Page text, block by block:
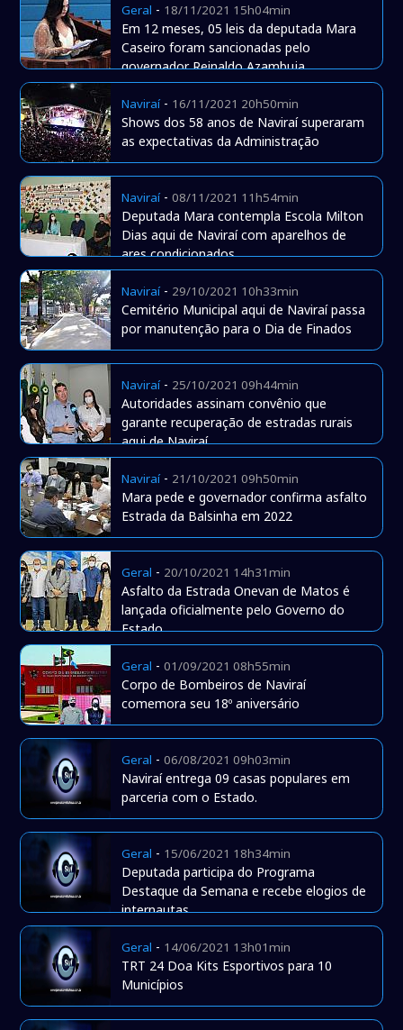
Geral - 18/11/2021 15h04min
Em 12 meses, 05 leis da deputada Mara
Caseiro foram sancionadas pelo
governador Reinaldo Azambuja
Naviraí- 16/11/2021 20h50min
Shows dos 58 anos de Naviraí superaram
as expectativas da Administração
Naviraí-08/11/2021 11h54min
Deputada Mara contempla Escola Milton
Dias aqui de Naviraí com aparelhos de
ares condicionados
Naviraí- 29/10/2021 10h33min
Cemitério Municipal aqui de Naviraí passa
por manutenção para o Dia de Finados
Naviraí- 25/10/2021 09h44min
Autoridades assinam convênio que
garante recuperação de estradas rurais
aqui de Naviraí
Naviraí- 21/10/2021 09h50min
Mara pede e governador confirma asfalto
Estrada da Balsinha em 2022
Geral - 20/10/2021 14h31min
Asfalto da Estrada Onevan de Matos é
lançada oficialmente pelo Governo do
Estado
Geral -01/09/2021 08h55min
Corpo de Bombeiros de Naviraí
comemora seu 18º aniversário
Geral -06/08/2021 09h03min
Naviraí entrega 09 casas populares em
parceria com o Estado.
Geral - 15/06/2021 18h34min
Deputada participa do Programa
Destaque da Semana e recebe elogios de
internautas
Geral - 14/06/2021 13h01min
TRT 24 Doa Kits Esportivos para 10
Municípios